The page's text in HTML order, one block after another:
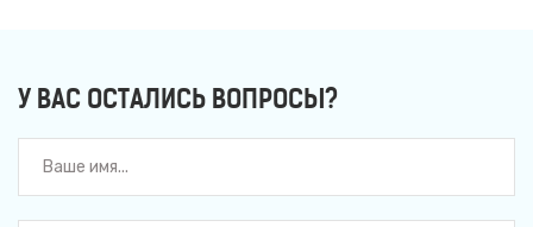
У ВАС ОСТАЛИСЬ ВОПРОСЫ?